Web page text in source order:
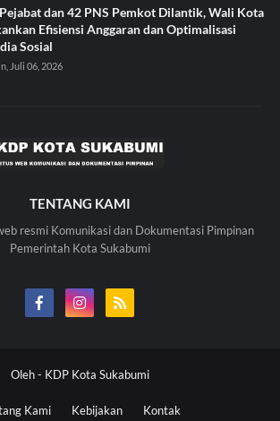
dan 42 PNS Pemkot Dilantik, Wali Kota
Efisiensi Anggaran dan Optimalisasi
Sosial
Juli 06, 2026
TENTANG KAMI
resmi Komunikasi dan Dokumentasi Pimpinan
Pemerintah Kota Sukabumi
Oleh - KDP Kota Sukabumi
Kami Kebijakan Kontak